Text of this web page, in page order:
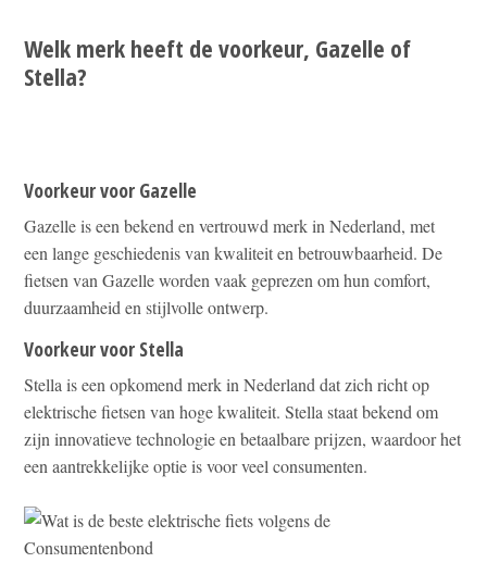
Welk merk heeft de voorkeur, Gazelle of
Stella?
Voorkeur voor Gazelle
Gazelle is een bekend en vertrouwd merk in Nederland, met
een lange geschiedenis van kwaliteit en betrouwbaarheid. De
fietsen van Gazelle worden vaak geprezen om hun comfort,
duurzaamheid en stijlvolle ontwerp.
Voorkeur voor Stella
Stella is een opkomend merk in Nederland dat zich richt op
elektrische fietsen van hoge kwaliteit. Stella staat bekend om
zijn innovatieve technologie en betaalbare prijzen, waardoor het
een aantrekkelijke optie is voor veel consumenten.